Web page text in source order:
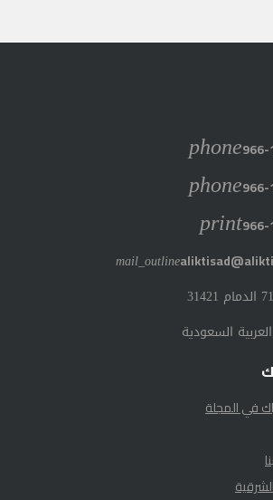
phone
phone
print
mail_outline
السعودية
في المجلة